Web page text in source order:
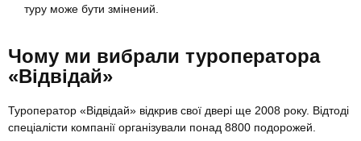
туру може бути змінений.
Чому ми вибрали туроператора
«Відвідай»
Туроператор «Відвідай» відкрив свої двері ще 2008 року. Відтоді
спеціалісти компанії організували понад 8800 подорожей.